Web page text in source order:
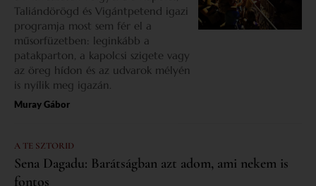
Taliándörögd és Vigántpetend igazi
programja most sem fér el a
műsorfüzetben: leginkább a
patakparton, a kapolcsi szigete vagy
az öreg hídon és az udvarok mélyén
is nyílik meg igazán.
Muray Gábor
A TE SZTORID
Sena Dagadu: Barátságban azt adom, ami nekem is
fontos